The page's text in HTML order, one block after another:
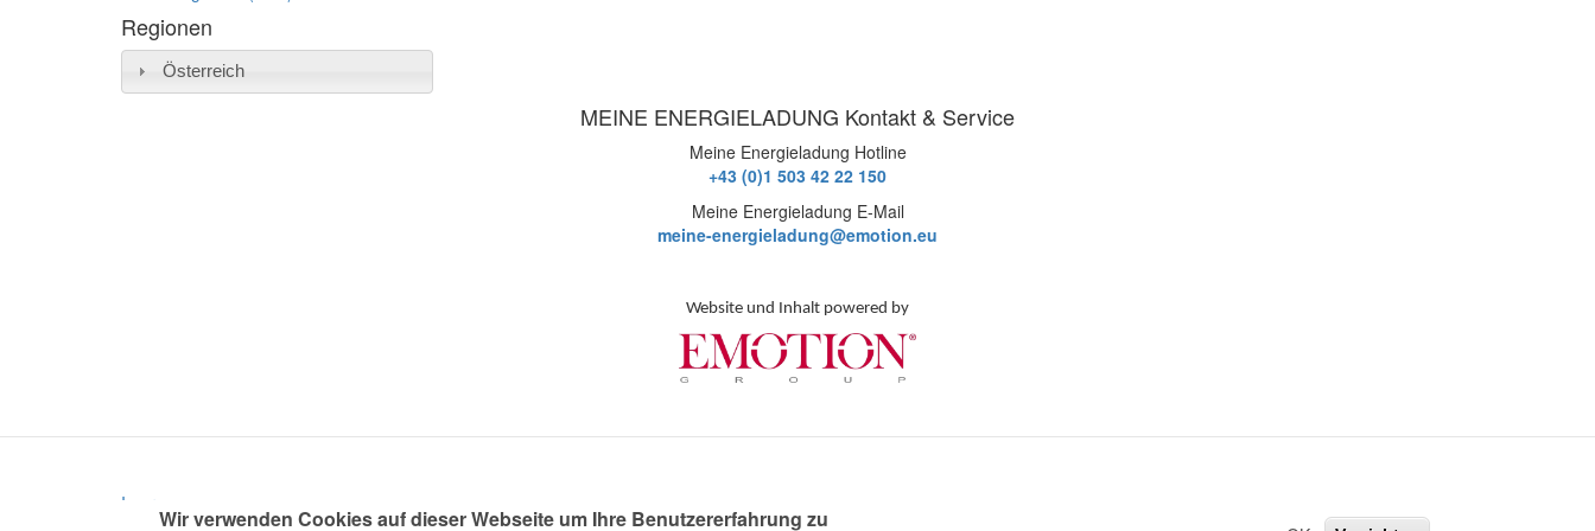
Regionen
Österreich
MEINE ENERGIELADUNG Kontakt & Service
Meine Energieladung Hotline
+43 (0)1 503 42 22 150
Meine Energieladung E-Mail
meine-energieladung@emotion.eu
Website und Inhalt powered by
Impressum
Wir verwenden Cookies auf dieser Webseite um Ihre Benutzererfahrung zu